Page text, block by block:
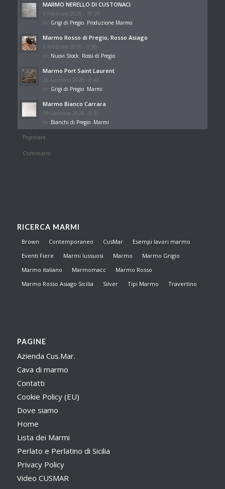
MARMO NERELLO DI CUSTONACI
3 Febbraio 2026 - 10:20
in: Grigi di Pregio, Produzione Marmo
Marmo Rosso di Pregio, Rosso Asiago
2 Febbraio 2026 - 9:30
in: Nuovi Stock, Rossi di Pregio
Marmo Port Saint Laurent
26 Gennaio 2026 - 8:40
in: Grigi di Pregio, Marmi
Marmo Bianco Carrara
19 Gennaio 2026 - 8:35
in: Bianchi di Pregio, Marmi
Popolare
Commenti
RICERCA MARMI
Brown Contemporaneo CusMar
Esempi lavori marmo
Eventi Fiere
Marmi lussuosi Marmo
Marmo Grigio
Marmo italiano
Marmomacc
Marmo Rosso
Marmo Rosso Asiago Sicilia
Silver Tipi Marmo Travertino
PAGINE
Azienda Cus.Mar.
Cava di marmo
Contatti
Cookie Policy (EU)
Dove siamo
Home
Lista dei Marmi
Perlato e Perlatino di Sicilia
Privacy Policy
Video CUSMAR